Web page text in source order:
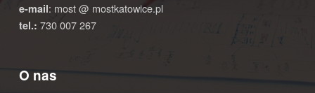
e-mail: most @ mostkatowice.pl
tel.: 730 007 267
O nas